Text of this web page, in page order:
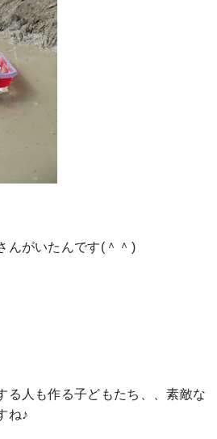
んがいたんです(＾＾)
る人も作る子どもたち、、素敵な
ね♪